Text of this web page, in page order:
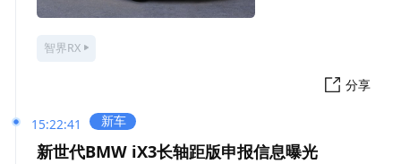
智界RX
分享
15:22:41 新车
新世代BMW iX3长轴距版申报信息曝光